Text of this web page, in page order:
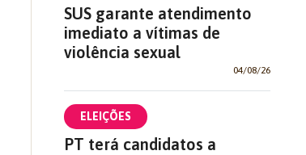
SUS garante atendimento
imediato a vítimas de
violência sexual
04/08/26
ELEIÇÕES
PT terá candidatos a